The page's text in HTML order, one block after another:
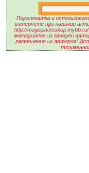
Перепечатка и
интернете при наличии
http://
материалов из галереи
разрешения их авторов!